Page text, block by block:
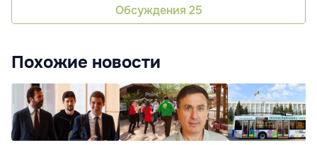
Обсуждения 25
Похожие новости